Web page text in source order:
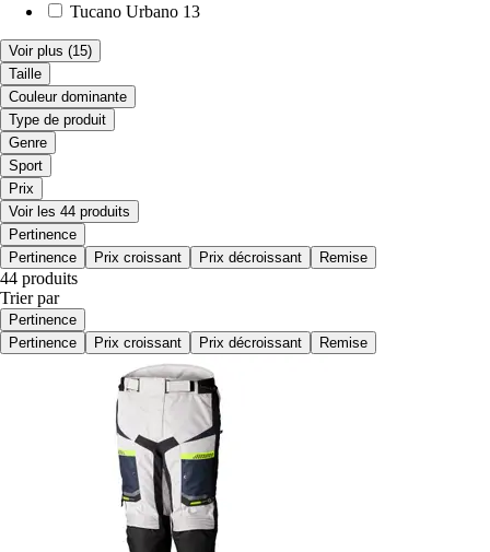
Tucano Urbano 13
Voir plus (15)
Taille
Couleur dominante
Type de produit
Genre
Sport
Prix
Voir les 44 produits
Pertinence
Pertinence
Prix croissant Prix décroissant Remise
44 produits
Trier par
Pertinence
Pertinence
Prix croissant Prix décroissant Remise